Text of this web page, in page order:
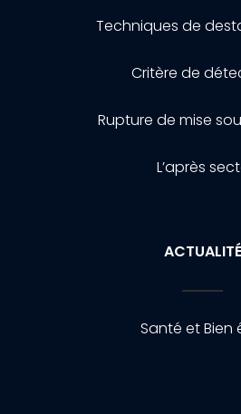
Techniques de
Critère de
Rupture de mise
L’après
ACTUALITÉ
Santé et Bien